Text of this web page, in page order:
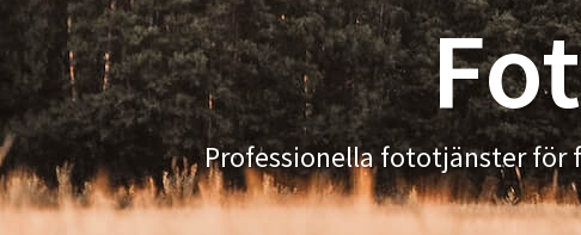
Professionella fototjänster för